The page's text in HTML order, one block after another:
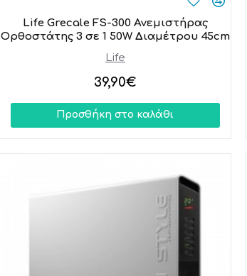
Life
Life Grecale FS-300 Ανεμιστήρας
Ορθοστάτης 3 σε 1 50W Διαμέτρου 45cm
39,90€
Προσθήκη στο καλάθι